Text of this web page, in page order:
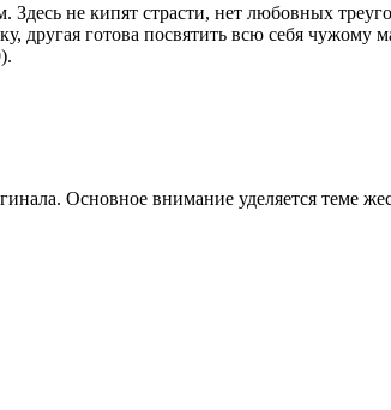
не кипят страсти, нет любовных
другая готова посвятить всю себя
Основное внимание уделяется теме